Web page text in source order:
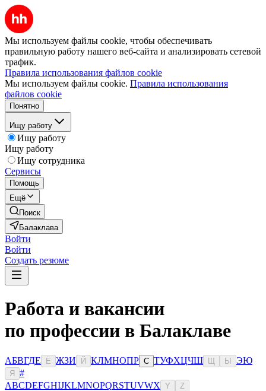
Мы используем файлы cookie, чтобы обеспечивать
правильную работу нашего веб-сайта и анализировать сетевой
трафик.
Правила использования файлов cookie
Мы используем файлы cookie. Правила использования
файлов cookie
Понятно
Ищу работу
Ищу работу
Ищу работу
Ищу сотрудника
Сервисы
Помощь
Ещё
Поиск
Балаклава
Войти
Войти
Создать резюме
Работа и вакансии
по профессии в Балаклаве
АБВГДЕ Ё ЖЗИ Й КЛМНОПР С ТУФХЦЧШ Ы ЭЮ
Я
#
ABCDEFGHIJKLMNOPQRSTUVWX Y Z